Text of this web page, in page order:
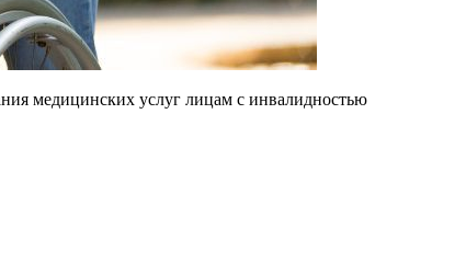
медицинских услуг лицам с инвалидностью